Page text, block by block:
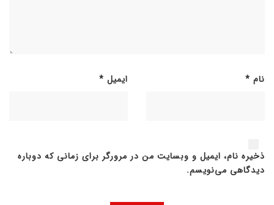
نام * ایمیل *
ذخیره نام، ایمیل و وبسایت من در مرورگر برای زمانی که دوباره
دیدگاهی می‌نویسم.